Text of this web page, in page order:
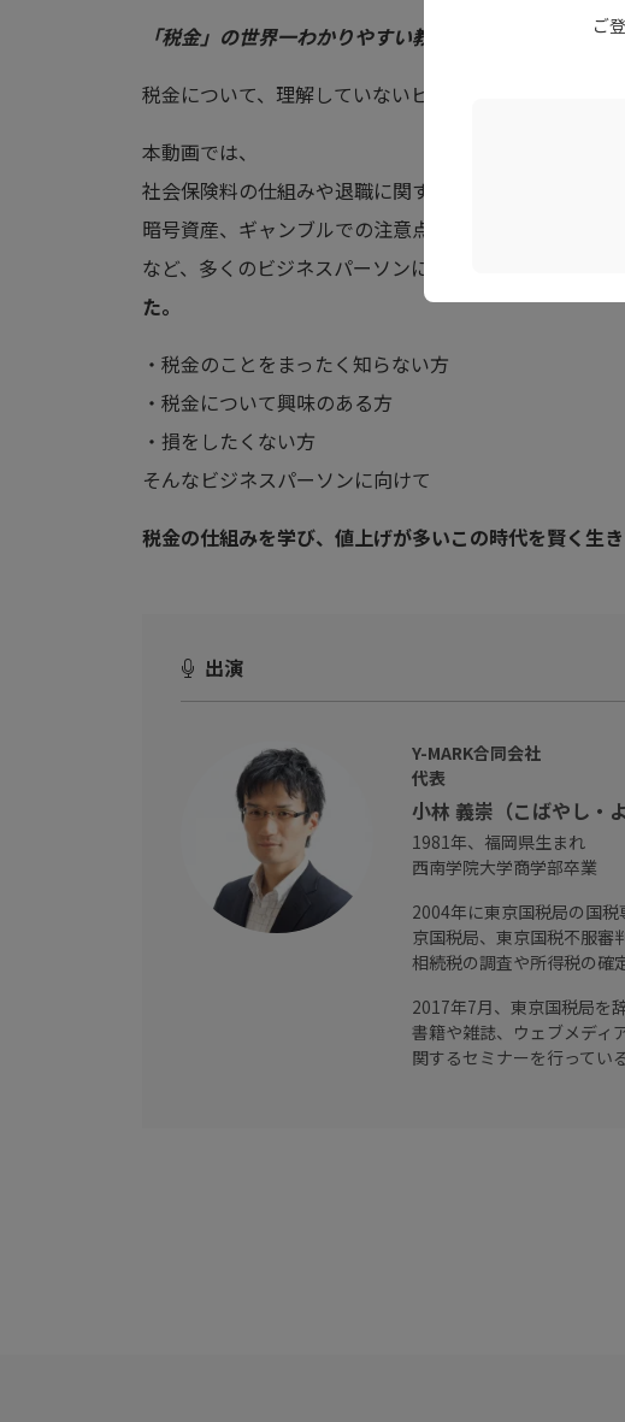
「税金」の世界一わかりやすい教科書！
税金について、理解していないビジネスパーソンが多
本動画では、
社会保険料の仕組みや退職に関する注意点
暗号資産、ギャンブルでの注意点
など、多くのビジネスパーソンに当てはまる
た。
・税金のことをまったく知らない方
・税金について興味のある方
・損をしたくない方
そんなビジネスパーソンに向けて
税金の仕組みを学び、値上げが多いこの時代を賢く生
出演
Y-MARK合同会社
代表
小林 義崇（こばやし・
1981年、福岡県生まれ
西南学院大学商学部卒業
2004年に東京国税局の国
京国税局、東京国税不服審
相続税の調査や所得税の確
2017年7月、東京国税局を
書籍や雑誌、ウェブメディ
関するセミナーを行ってい
ご